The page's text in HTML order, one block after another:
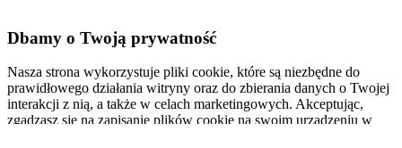
Dbamy o Twoją prywatność
Nasza strona wykorzystuje pliki cookie, które są niezbędne do
prawidłowego działania witryny oraz do zbierania danych o Twojej
interakcji z nią, a także w celach marketingowych. Akceptując,
zgadzasz się na zapisanie plików cookie na swoim urządzeniu w